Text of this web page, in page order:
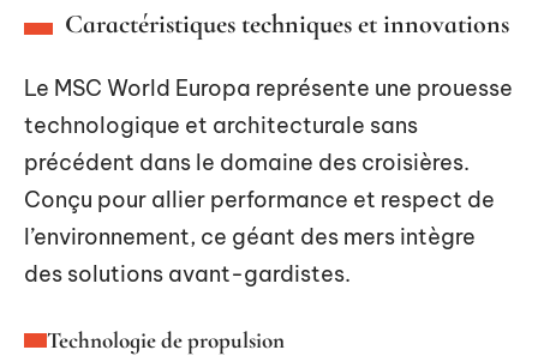
Caractéristiques techniques et innovations
Le MSC World Europa représente une prouesse
technologique et architecturale sans
précédent dans le domaine des croisières.
Conçu pour allier performance et respect de
l’environnement, ce géant des mers intègre
des solutions avant-gardistes.
Technologie de propulsion